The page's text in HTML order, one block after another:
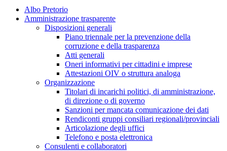
Albo Pretorio
Amministrazione trasparente
Disposizioni generali
Piano triennale per la prevenzione della
corruzione e della trasparenza
Atti generali
Oneri informativi per cittadini e imprese
Attestazioni OIV o struttura analoga
Organizzazione
Titolari di incarichi politici, di amministrazione,
di direzione o di governo
Sanzioni per mancata comunicazione dei dati
Rendiconti gruppi consiliari regionali/provinciali
Articolazione degli uffici
Telefono e posta elettronica
Consulenti e collaboratori